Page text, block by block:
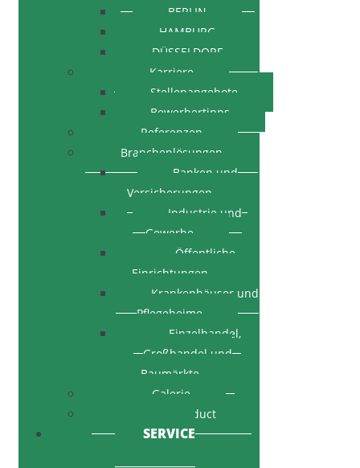
BERLIN
HAMBURG
DÜSSELDORF
Karriere
Stellenangebote
Bewerbertipps
Referenzen
Branchenlösungen
Banken und
Versicherungen
Industrie und
Gewerbe
Öffentliche
Einrichtungen
Krankenhäuser und
Pflegeheime
Einzelhandel,
Großhandel und
Baumärkte
Galerie
Code of Conduct
SERVICE